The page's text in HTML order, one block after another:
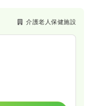
介護老人保健施設